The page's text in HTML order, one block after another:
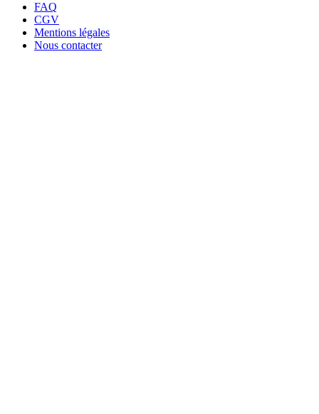
FAQ
CGV
Mentions légales
Nous contacter